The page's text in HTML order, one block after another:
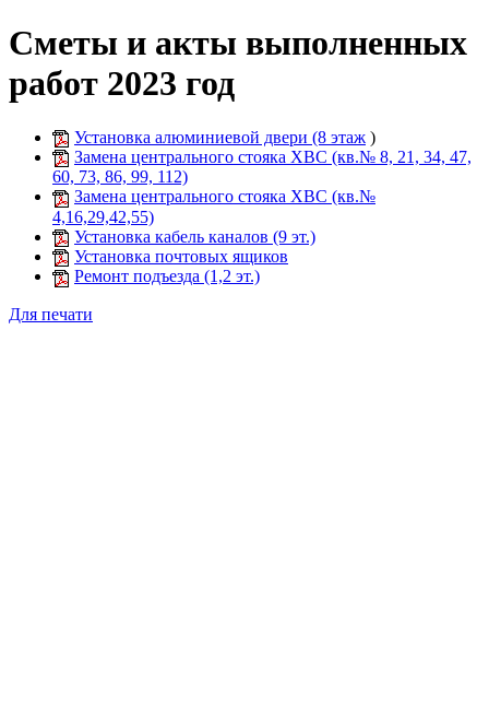
Сметы и акты выполненных
работ 2023 год
Установка алюминиевой двери (8 этаж )
Замена центрального стояка ХВС (кв.№ 8, 21, 34, 47,
60, 73, 86, 99, 112)
Замена центрального стояка ХВС (кв.№
4,16,29,42,55)
Установка кабель каналов (9 эт.)
Установка почтовых ящиков
Ремонт подъезда (1,2 эт.)
Для печати